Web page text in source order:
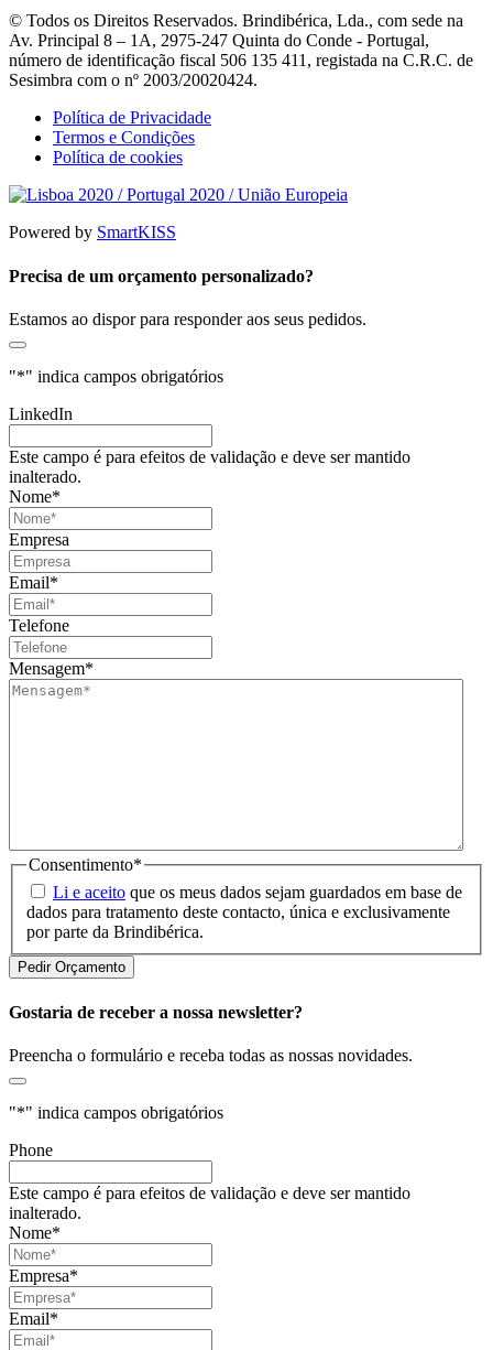
© Todos os Direitos Reservados. Brindibérica, Lda., com sede na
Av. Principal 8 – 1A, 2975-247 Quinta do Conde - Portugal,
número de identificação fiscal 506 135 411, registada na C.R.C. de
Sesimbra com o nº 2003/20020424.
Política de Privacidade
Termos e Condições
Política de cookies
Powered by SmartKISS
Precisa de um orçamento personalizado?
Estamos ao dispor para responder aos seus pedidos.
"*" indica campos obrigatórios
LinkedIn
Este campo é para efeitos de validação e deve ser mantido
inalterado.
Nome*
Empresa
Email*
Telefone
Mensagem*
Consentimento*
Li e aceito que os meus dados sejam guardados em base de
dados para tratamento deste contacto, única e exclusivamente
por parte da Brindibérica.
Gostaria de receber a nossa newsletter?
Preencha o formulário e receba todas as nossas novidades.
"*" indica campos obrigatórios
Phone
Este campo é para efeitos de validação e deve ser mantido
inalterado.
Nome*
Empresa*
Email*